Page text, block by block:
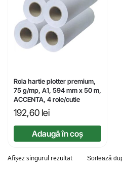
Rola hartie plotter premium,
75 g/mp, A1, 594 mm x 50 m,
ACCENTA, 4 role/cutie
192,60 lei
Adaugă în coș
Afișez singurul rezultat